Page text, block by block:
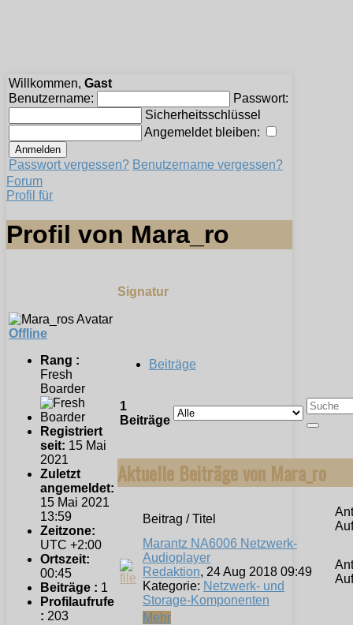
Willkommen, Gast
Benutzername:
Passwort:
Sicherheitsschlüssel
Angemeldet bleiben:
Passwort vergessen? Benutzername vergessen?
Forum
Profil für
Profil von Mara_ro
Offline
Rang :
Fresh
Boarder
Registriert
seit: 15 Mai
2021
Zuletzt
angemeldet:
15 Mai 2021
13:59
Zeitzone:
UTC +2:00
Ortszeit:
00:45
Beiträge : 1
Profilaufrufe
: 203
Signatur
Beiträge
1
Beiträge
Aktuelle Beiträge von Mara_ro
Beitrag / Titel
Mehr
Marantz NA6006 Netzwerk-
Audioplayer
Redaktion, 24 Aug 2018 09:49
Kategorie: Netzwerk- und
Storage-Komponenten